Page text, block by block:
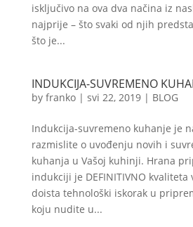
isključivo na ova dva načina iz
najprije – što svaki od njih
što je...
INDUKCIJA-SUVREMENO
by franko| svi 22, 2019| BLOG
Indukcija-suvremeno kuhanje je
razmislite o uvođenju novih i
kuhanja u Vašoj kuhinji. Hrana
indukciji je DEFINITIVNO
doista tehnološki iskorak u
koju nudite u...